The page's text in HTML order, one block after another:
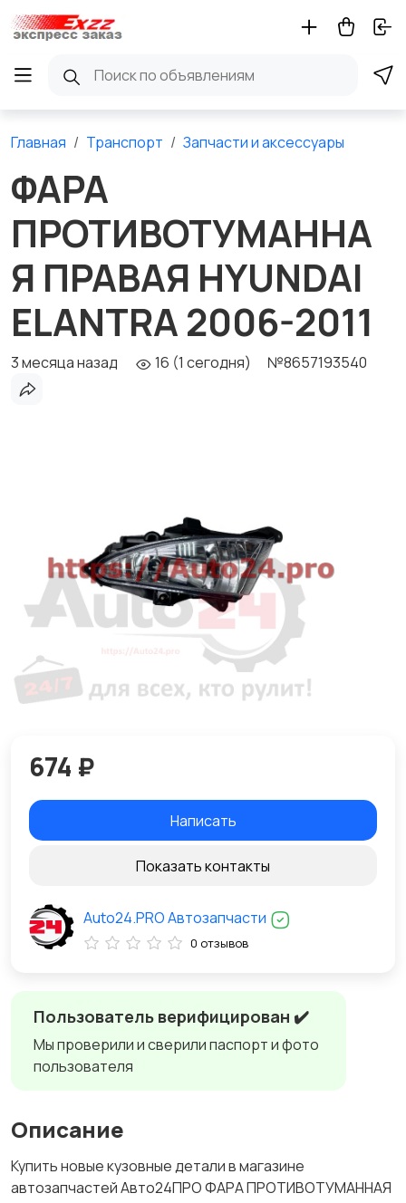
Главная Транспорт Запчасти и аксессуары
ФАРА
ПРОТИВОТУМАННА
Я ПРАВАЯ HYUNDAI
ELANTRA 2006-2011
3 месяца назад 16 (1 сегодня) №8657193540
Пользователь верифицирован ✔️
Мы проверили и сверили паспорт и фото
пользователя
Описание
Купить новые кузовные детали в магазине
автозапчастей Авто24ПРО ФАРА ПРОТИВОТУМАННАЯ
674 ₽
Написать
Показать контакты
Auto24.PRO Автозапчасти
0 отзывов